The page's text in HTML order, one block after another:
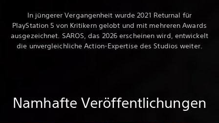
In jüngerer Vergangenheit wurde 2021 Returnal für
PlayStation 5 von Kritikern gelobt und mit mehreren Awards
ausgezeichnet. SAROS, das 2026 erscheinen wird, entwickelt
die unvergleichliche Action-Expertise des Studios weiter.
Namhafte Veröffentlichungen